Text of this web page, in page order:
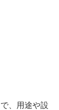
、用途や設